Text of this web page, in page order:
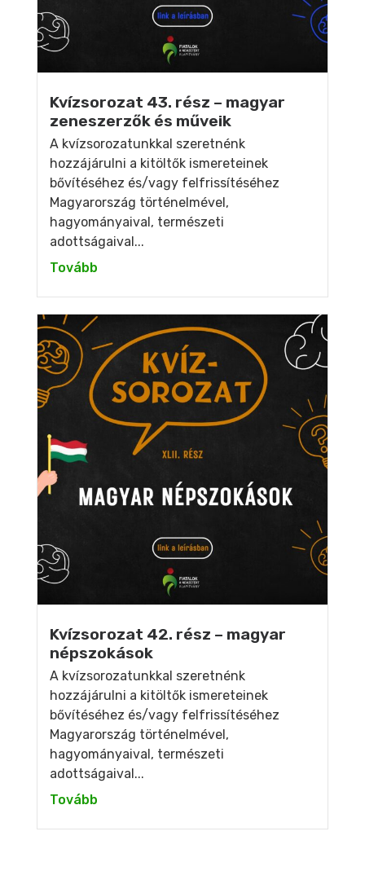
Kvízsorozat 43. rész – magyar
zeneszerzők és műveik
A kvízsorozatunkkal szeretnénk
hozzájárulni a kitöltők ismereteinek
bővítéséhez és/vagy felfrissítéséhez
Magyarország történelmével,
hagyományaival, természeti
adottságaival...
Tovább
Kvízsorozat 42. rész – magyar
népszokások
A kvízsorozatunkkal szeretnénk
hozzájárulni a kitöltők ismereteinek
bővítéséhez és/vagy felfrissítéséhez
Magyarország történelmével,
hagyományaival, természeti
adottságaival...
Tovább